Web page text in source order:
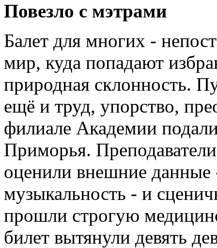
Повезло с мэтрами
Балет для многих -
мир, куда попадают
природная склонность.
ещё и труд, упорство,
филиале Академии
Приморья.
оценили внешние данные
музыкальность - и
прошли строгую
билет вытянули девять